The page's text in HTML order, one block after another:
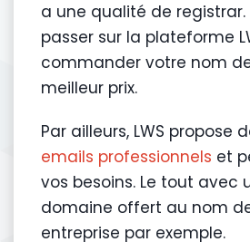
a une qualité de registrar.
passer sur la plateforme
commander votre nom
meilleur prix.
Par ailleurs, LWS propose
emails professionnels et
vos besoins. Le tout avec
domaine offert au nom
entreprise par exemple.